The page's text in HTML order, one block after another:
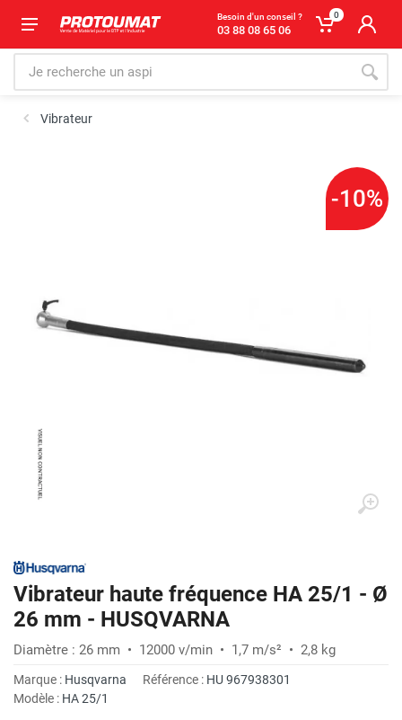
Besoin d'un conseil ?
03 88 08 65 06
0
Vibrateur
-10%
Vibrateur haute fréquence HA 25/1 - Ø
26 mm - HUSQVARNA
Diamètre : 26 mm • 12000 v/min • 1,7 m/s² • 2,8 kg
Marque : Husqvarna Référence : HU 967938301
Modèle : HA 25/1